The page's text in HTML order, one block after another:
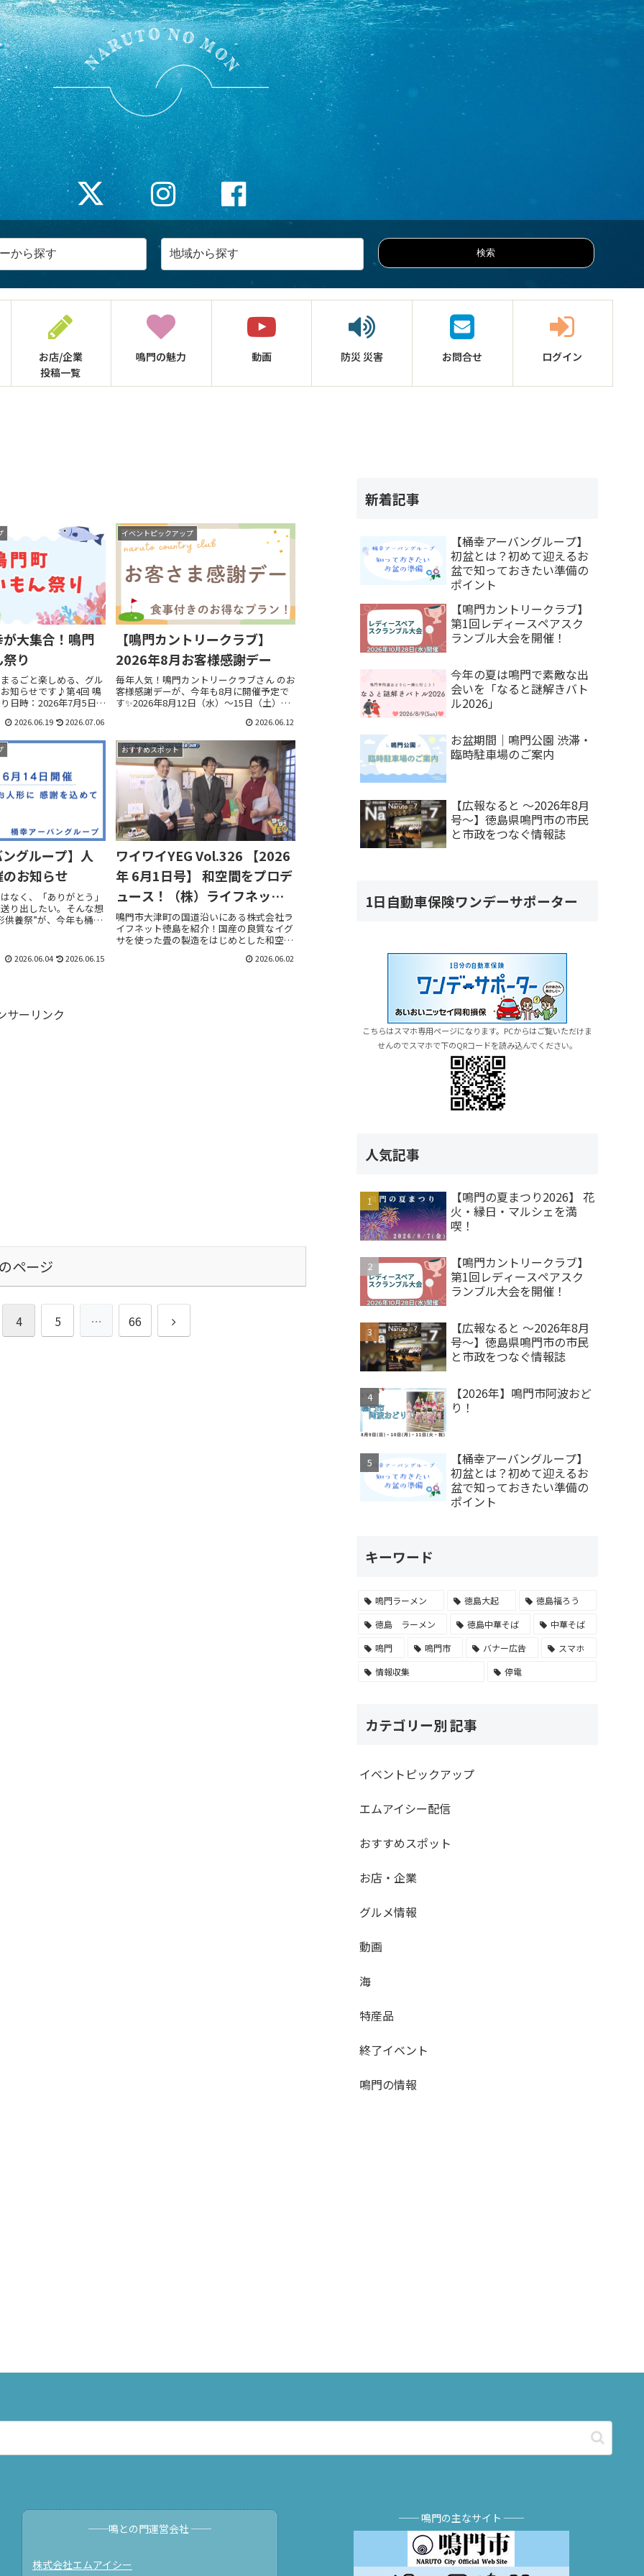
お店/企業
投稿一覧
鳴門の魅力 動画 防災 災害 お問合せ ログイン
大集合！鳴門
り
るごと楽しめる、グル
知らせです♪第4回 鳴
日時：2026年7月5日
ントラインナップ・お魚
ピタリと当てた...
2026.06.19 2026.07.06
イベントピックアップ
【鳴門カントリークラブ】
2026年8月お客様感謝デー
毎年人気！鳴門カントリークラブさん のお
客様感謝デーが、今年も8月に開催予定で
す✨2026年8月12日（水）〜15日（土）の4
ランをご用意！お盆期間中にゴルフを楽し
みたい方は、この機会にぜひチェックし
て...
2026.06.12
ングループ】人
お知らせ
なく、「ありがとう」
り出したい。そんな想
供養祭”が、今年も桶幸
れていますので、お忙し
2026.06.04 2026.06.15
おすすめスポット
ワイワイYEG Vol.326 【2026
年 6月1日号】 和空間をプロデ
ュース！（株）ライフネット
徳島 訪問♪
鳴門市大津町の国道沿いにある株式会社ラ
イフネット徳島を紹介！国産の良質なイグ
サを使った畳の製造をはじめとした和空間
襖、網戸の張替えの様子を特別に見学させ
2026.06.02
サーリンク
ページ
4 5 … 66
次
新着記事
【桶幸アーバングループ】
初盆とは？初めて迎えるお
盆で知っておきたい準備の
ポイント
【鳴門カントリークラブ】
第1回レディースペアスク
ランブル大会を開催！
今年の夏は鳴門で素敵な出
会いを「なると謎解きバト
ル2026」
お盆期間｜鳴門公園 渋滞・
臨時駐車場のご案内
【広報なると ～2026年8月
号～】徳島県鳴門市の市民
と市政をつなぐ情報誌
1日自動車保険ワンデーサポーター
こちらはスマホ専用ページになります。PCからはご覧いただけま
せんのでスマホで下のQRコードを読み込んでください。
人気記事
【鳴門の夏まつり2026】 花
火・縁日・マルシェを満
喫！
【鳴門カントリークラブ】
第1回レディースペアスク
ランブル大会を開催！
【広報なると ～2026年8月
号～】徳島県鳴門市の市民
と市政をつなぐ情報誌
【2026年】鳴門市阿波おど
り！
【桶幸アーバングループ】
初盆とは？初めて迎えるお
盆で知っておきたい準備の
ポイント
キーワード
鳴門ラーメン 徳島大起
徳島福ろう
徳島 ラーメン
徳島中華そば
中華そば
鳴門
鳴門市 バナー広告
スマホ
情報収集
停電
カテゴリー別 記事
イベントピックアップ
エムアイシー配信
おすすめスポット
お店・企業
グルメ情報
動画
海
特産品
終了イベント
鳴門の情報
──鳴との門運営会社 ──
株式会社エムアイシー
── 鳴門の主なサイト ──